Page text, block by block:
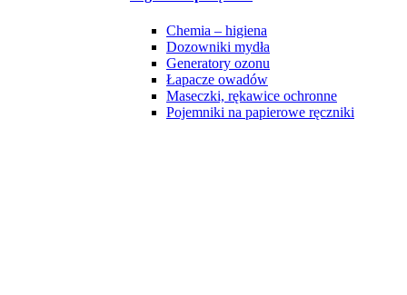
Chemia – higiena
Dozowniki mydła
Generatory ozonu
Łapacze owadów
Maseczki, rękawice ochronne
Pojemniki na papierowe ręczniki